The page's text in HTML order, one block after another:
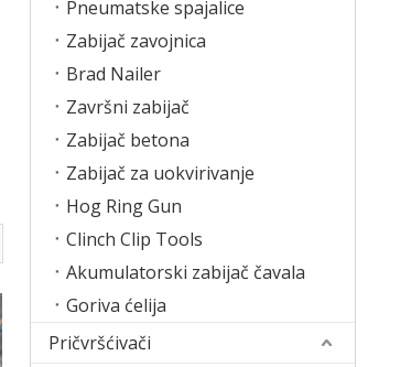
Pneumatske spajalice
Zabijač zavojnica
Brad Nailer
Završni zabijač
Zabijač betona
Zabijač za uokvirivanje
Hog Ring Gun
Clinch Clip Tools
Akumulatorski zabijač čavala
Goriva ćelija
Pričvršćivači